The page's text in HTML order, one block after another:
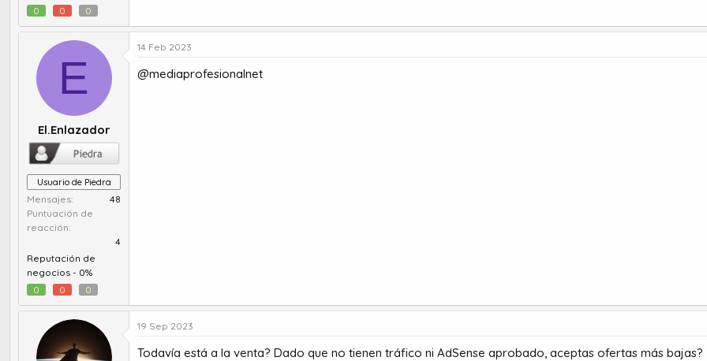
0
0 0
E
El.Enlazador
Usuario de Piedra
Mensajes
48
Puntuación de
reacción
4
Reputación de
negocios - 0%
0
0 0
14 Feb 2023
@mediaprofesionalnet
19 Sep 2023
Todavía está a la venta? Dado que no tienen tráfico ni AdSense aprobado, aceptas ofertas más bajas?